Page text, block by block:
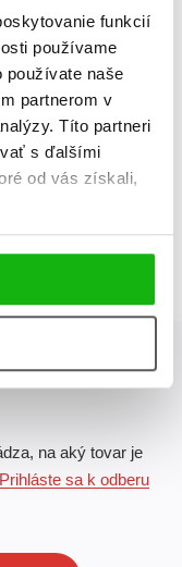
funkcií
používame
používate naše
partnerom v
Títo partneri
s ďalšími
od vás získali,
1
na aký tovar je
Prihláste sa k odberu